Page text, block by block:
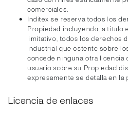
comerciales.
Inditex se reserva todos los
Propiedad incluyendo, a título
limitativo, todos los derechos
industrial que ostente sobre
concede ninguna otra licencia
usuario sobre su Propiedad
expresamente se detalla en la
Licencia de enlaces